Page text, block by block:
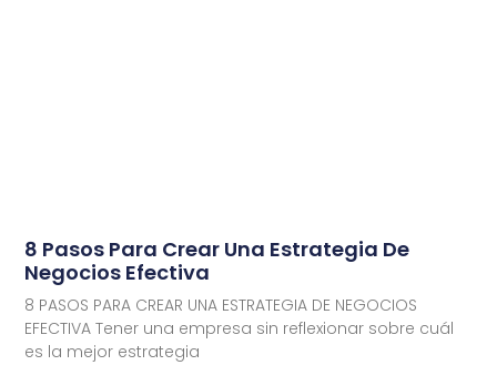
8 Pasos Para Crear Una Estrategia De
Negocios Efectiva
8 PASOS PARA CREAR UNA ESTRATEGIA DE NEGOCIOS
EFECTIVA Tener una empresa sin reflexionar sobre cuál
es la mejor estrategia